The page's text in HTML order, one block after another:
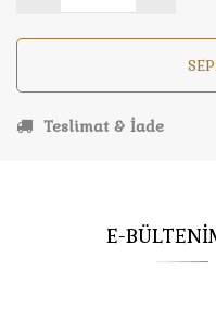
Teslimat & İade
E-